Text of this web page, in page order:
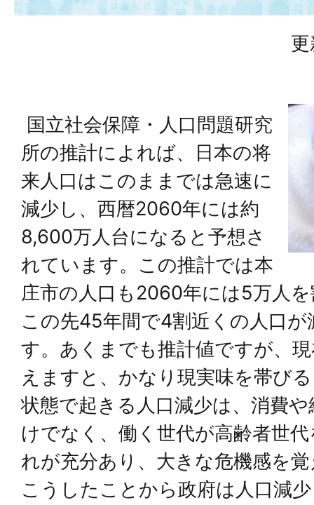
国立社会保障・人口問題研究
所の推計によれば、日本の将
来人口はこのままでは急速に
減少し、西暦2060年には約
8,600万人台になると予想さ
れています。この推計では本
庄市の人口も2060年には5万人
この先45年間で4割近くの人口
す。あくまでも推計値ですが、
えますと、かなり現実味を帯び
状態で起きる人口減少は、消費
けでなく、働く世代が高齢者世
れが充分あり、大きな危機感を
こうしたことから政府は人口減